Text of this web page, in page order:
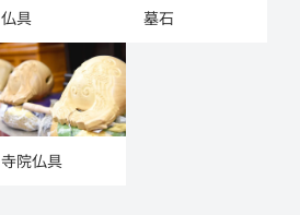
仏具 墓石
寺院仏具